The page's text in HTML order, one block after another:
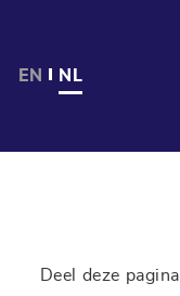
EN NL
Deel deze pagina